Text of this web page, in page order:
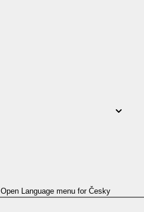
Open Language menu for Česky